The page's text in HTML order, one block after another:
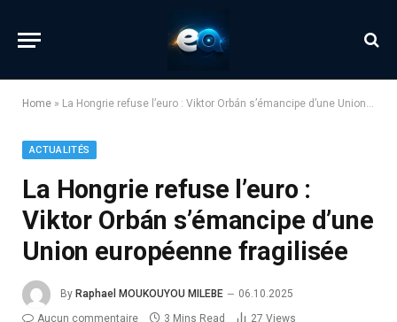
Home » La Hongrie refuse l’euro : Viktor Orbán s’émancipe d’une Union européenne fragilisée
ACTUALITÉS
La Hongrie refuse l’euro :
Viktor Orbán s’émancipe d’une
Union européenne fragilisée
By Raphael MOUKOUYOU MILEBE
06.10.2025
Aucun commentaire
3 Mins Read 27 Views